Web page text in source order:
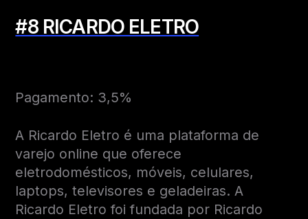
#8 RICARDO ELETRO
Pagamento: 3,5%
A Ricardo Eletro é uma plataforma de
varejo online que oferece
eletrodomésticos, móveis, celulares,
laptops, televisores e geladeiras. A
Ricardo Eletro foi fundada por Ricardo